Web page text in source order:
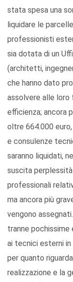
stata spesa una
liquidare le
professionisti
sia dotata di un
(architetti,
che hanno dato
assolvere alle loro
efficienza; ancora
oltre 664.000
e consulenze
saranno liquidati,
suscita
professionali
ma ancora più
vengono
tranne pochissime
ai tecnici esterni in
per quanto
realizzazione e la